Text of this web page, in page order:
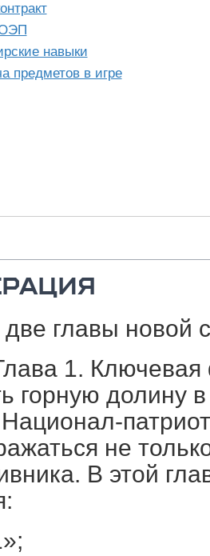
навыки
предметов в игре
главы новой
1.
горную долину
не
В этой